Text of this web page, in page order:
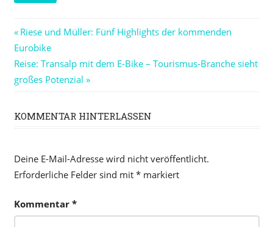
Beitragsnavigation
Vorheriger
Beitrag:
Riese und Müller: Fünf Highlights der kommenden
Eurobike
Nächster
Beitrag:
Reise: Transalp mit dem E-Bike – Tourismus-Branche sieht
großes Potenzial
KOMMENTAR HINTERLASSEN
Deine E-Mail-Adresse wird nicht veröffentlicht.
Erforderliche Felder sind mit *markiert
Kommentar *